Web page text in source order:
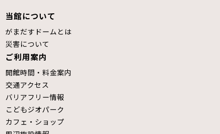
当館について
がまだすドームとは
災害について
ご利用案内
開館時間・料金案内
交通アクセス
バリアフリー情報
こどもジオパーク
カフェ・ショップ